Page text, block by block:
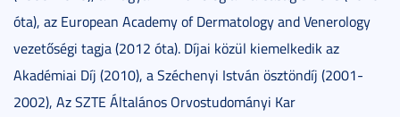
óta), az European Academy of Dermatology and Venerology
vezetőségi tagja (2012 óta). Díjai közül kiemelkedik az
Akadémiai Díj (2010), a Széchenyi István ösztöndíj (2001-
2002), Az SZTE Általános Orvostudományi Kar